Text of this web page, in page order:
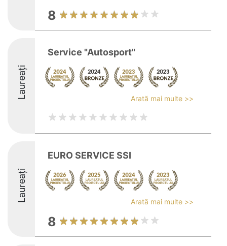
8
Laureați
Service "Autosport"
Arată mai multe >>
Laureați
EURO SERVICE SSI
Arată mai multe >>
8